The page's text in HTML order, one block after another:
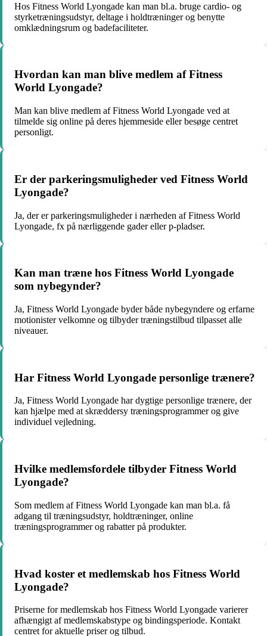
Hos Fitness World Lyongade kan man bl.a. bruge cardio- og
styrketræningsudstyr, deltage i holdtræninger og benytte
omklædningsrum og badefaciliteter.
Hvordan kan man blive medlem af Fitness
World Lyongade?
Man kan blive medlem af Fitness World Lyongade ved at
tilmelde sig online på deres hjemmeside eller besøge centret
personligt.
Er der parkeringsmuligheder ved Fitness World
Lyongade?
Ja, der er parkeringsmuligheder i nærheden af Fitness World
Lyongade, fx på nærliggende gader eller p-pladser.
Kan man træne hos Fitness World Lyongade
som nybegynder?
Ja, Fitness World Lyongade byder både nybegyndere og erfarne
motionister velkomne og tilbyder træningstilbud tilpasset alle
niveauer.
Har Fitness World Lyongade personlige trænere?
Ja, Fitness World Lyongade har dygtige personlige trænere, der
kan hjælpe med at skræddersy træningsprogrammer og give
individuel vejledning.
Hvilke medlemsfordele tilbyder Fitness World
Lyongade?
Som medlem af Fitness World Lyongade kan man bl.a. få
adgang til træningsudstyr, holdtræninger, online
træningsprogrammer og rabatter på produkter.
Hvad koster et medlemskab hos Fitness World
Lyongade?
Priserne for medlemskab hos Fitness World Lyongade varierer
afhængigt af medlemskabstype og bindingsperiode. Kontakt
centret for aktuelle priser og tilbud.